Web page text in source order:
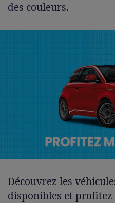
des couleurs.
Découvrez les
disponibles et profitez